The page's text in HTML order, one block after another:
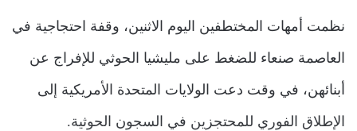
نظمت أمهات المختطفين اليوم الاثنين، وقفة احتجاجية في
العاصمة صنعاء للضغط على مليشيا الحوثي للإفراج عن
أبنائهن، في وقت دعت الولايات المتحدة الأمريكية إلى
الإطلاق الفوري للمحتجزين في السجون الحوثية.